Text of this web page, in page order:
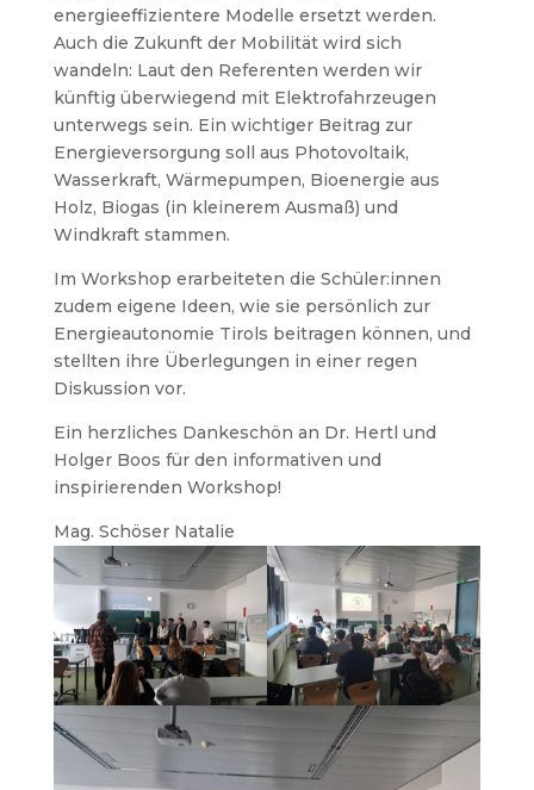
energieeffizientere Modelle ersetzt werden.
Auch die Zukunft der Mobilität wird sich
wandeln: Laut den Referenten werden wir
künftig überwiegend mit Elektrofahrzeugen
unterwegs sein. Ein wichtiger Beitrag zur
Energieversorgung soll aus Photovoltaik,
Wasserkraft, Wärmepumpen, Bioenergie aus
Holz, Biogas (in kleinerem Ausmaß) und
Windkraft stammen.
Im Workshop erarbeiteten die Schüler:innen
zudem eigene Ideen, wie sie persönlich zur
Energieautonomie Tirols beitragen können, und
stellten ihre Überlegungen in einer regen
Diskussion vor.
Ein herzliches Dankeschön an Dr. Hertl und
Holger Boos für den informativen und
inspirierenden Workshop!
Mag. Schöser Natalie